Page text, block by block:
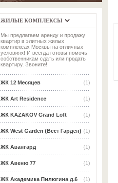
ЖИЛЫЕ КОМПЛЕКСЫ
Мы предлагаем аренду и продажу
квартир в элитных жилых
комплексах Москвы на отличных
условиях! И всегда готовы помочь
собственникам сдать или продать
квартиру. Звоните!
(1)
ЖК 12 Месяцев
(1)
ЖК Art Residence
(1)
ЖК KAZAKOV Grand Loft
(1)
ЖК West Garden (Вест Гарден)
(1)
ЖК Авангард
(1)
ЖК Авеню 77
(1)
ЖК Академика Пилюгина д.6